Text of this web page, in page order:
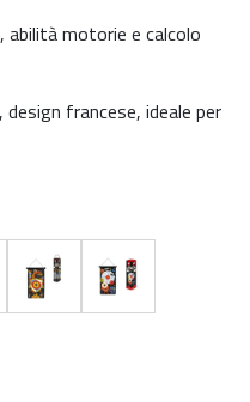
abilità motorie e calcolo
design francese, ideale per